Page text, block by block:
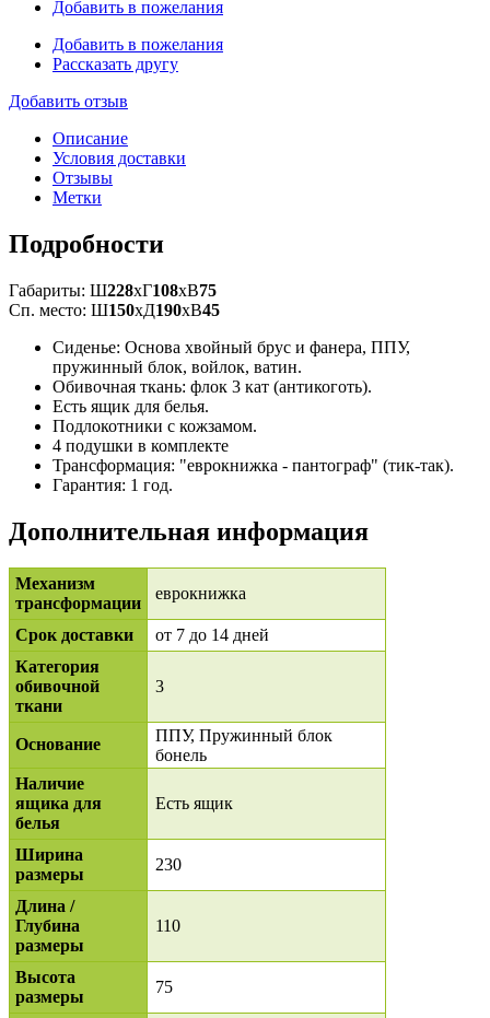
Добавить в пожелания
Добавить в пожелания
Рассказать другу
Добавить отзыв
Описание
Условия доставки
Отзывы
Метки
Подробности
Габариты: Ш228xГ108xВ75
Сп. место: Ш150xД190xВ45
Сиденье: Основа хвойный брус и фанера, ППУ,
пружинный блок, войлок, ватин.
Обивочная ткань: флок 3 кат (антикоготь).
Есть ящик для белья.
Подлокотники с кожзамом.
4 подушки в комплекте
Трансформация: "еврокнижка - пантограф" (тик-так).
Гарантия: 1 год.
Дополнительная информация
Механизм
трансформации
еврокнижка
Срок доставки
от 7 до 14 дней
Категория
обивочной
ткани
3
Основание
ППУ, Пружинный блок
бонель
Наличие
ящика для
белья
Есть ящик
Ширина
размеры
230
Длина /
Глубина
размеры
110
Высота
размеры
75